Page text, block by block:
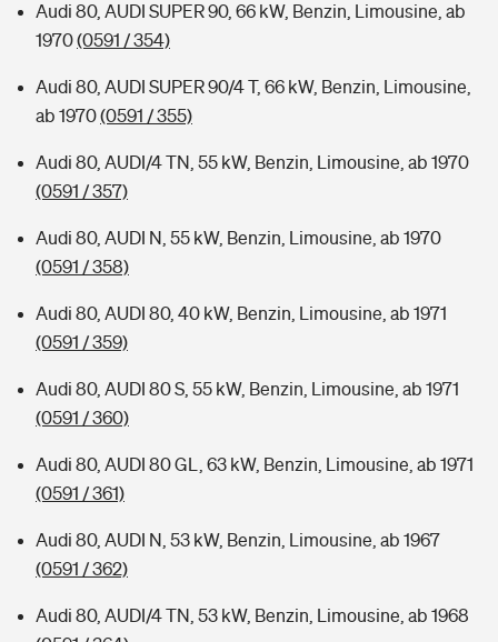
Audi 80, AUDI SUPER 90, 66 kW, Benzin, Limousine, ab
1970(0591 / 354)
Audi 80, AUDI SUPER 90/4 T, 66 kW, Benzin, Limousine,
ab 1970(0591 / 355)
Audi 80, AUDI/4 TN, 55 kW, Benzin, Limousine, ab 1970
(0591 / 357)
Audi 80, AUDI N, 55 kW, Benzin, Limousine, ab 1970
(0591 / 358)
Audi 80, AUDI 80, 40 kW, Benzin, Limousine, ab 1971
(0591 / 359)
Audi 80, AUDI 80 S, 55 kW, Benzin, Limousine, ab 1971
(0591 / 360)
Audi 80, AUDI 80 GL, 63 kW, Benzin, Limousine, ab 1971
(0591 / 361)
Audi 80, AUDI N, 53 kW, Benzin, Limousine, ab 1967
(0591 / 362)
Audi 80, AUDI/4 TN, 53 kW, Benzin, Limousine, ab 1968